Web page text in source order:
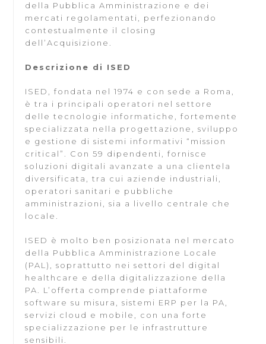
della Pubblica Amministrazione e dei
mercati regolamentati, perfezionando
contestualmente il closing
dell’Acquisizione.
Descrizione di ISED
ISED, fondata nel 1974 e con sede a Roma,
è tra i principali operatori nel settore
delle tecnologie informatiche, fortemente
specializzata nella progettazione, sviluppo
e gestione di sistemi informativi “mission
critical”. Con 59 dipendenti, fornisce
soluzioni digitali avanzate a una clientela
diversificata, tra cui aziende industriali,
operatori sanitari e pubbliche
amministrazioni, sia a livello centrale che
locale.
ISED è molto ben posizionata nel mercato
della Pubblica Amministrazione Locale
(PAL), soprattutto nei settori del digital
healthcare e della digitalizzazione della
PA. L’offerta comprende piattaforme
software su misura, sistemi ERP per la PA,
servizi cloud e mobile, con una forte
specializzazione per le infrastrutture
sensibili.